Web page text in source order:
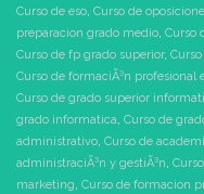
Curso de eso, Curso de
preparacion grado medio, Curso
Curso de fp grado superior,
Curso de formaciÃ³n profesional
Curso de grado superior
grado informatica, Curso de
administrativo, Curso de
administraciÃ³n y gestiÃ³n,
marketing, Curso de formacion